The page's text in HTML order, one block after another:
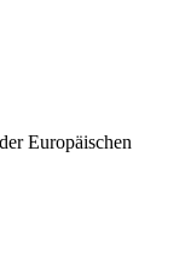
Europäischen